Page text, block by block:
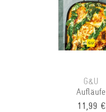
G&U
Aufläufe
11,99 €